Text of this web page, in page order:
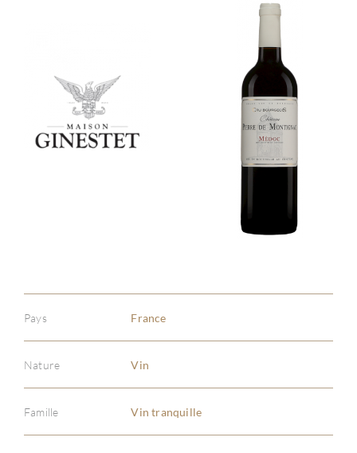
Pays France
Nature Vin
Famille Vin tranquille